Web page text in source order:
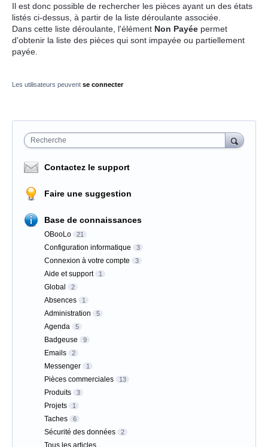
Il est donc possible de rechercher les pièces ayant un des états
listés ci-dessus, à partir de la liste déroulante associée.
Dans cette liste déroulante, l'élément Non Payée permet
d'obtenir la liste des pièces qui sont impayée ou partiellement
payée.
Les utilisateurs peuvent se connecter
Recherche
Contactez le support
Faire une suggestion
Base de connaissances
OBooLo 21
Configuration informatique 3
Connexion à votre compte 3
Aide et support 1
Global 2
Absences 1
Administration 5
Agenda 5
Badgeuse 9
Emails 2
Messenger 1
Pièces commerciales 13
Produits 3
Projets 1
Taches 6
Sécurité des données 2
Tous les articles